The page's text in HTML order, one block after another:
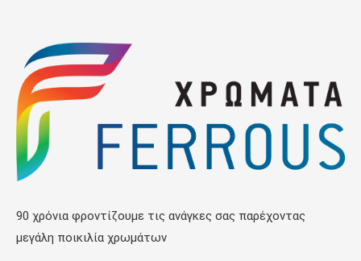
90 χρόνια φροντίζουμε τις ανάγκες σας παρέχοντας
μεγάλη ποικιλία χρωμάτων